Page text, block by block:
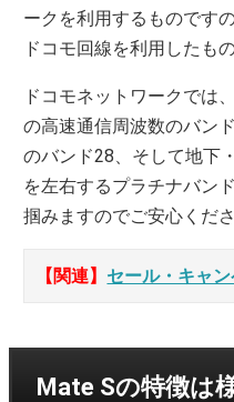
ークを利用するものです
ドコモ回線を利用したも
ドコモネットワークでは
の高速通信周波数のバン
のバンド28、そして地下
を左右するプラチナバン
掴みますのでご安心くださ
【関連】 セール・キャ
Mate Sの特徴は